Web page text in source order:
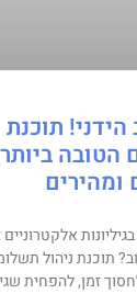
תוכנת
הטובה ביותר
אלקטרוניים
תוכנת ניהול
זמן, להפחית